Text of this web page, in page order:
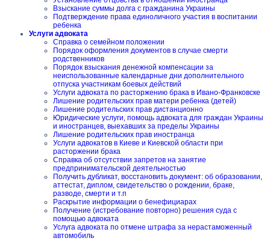
Взыскание суммы долга с гражданина Украины
Подтверждение права единоличного участия в воспитании
ребенка
Услуги адвоката
Справка о семейном положении
Порядок оформления документов в случае смерти
родственников
Порядок взыскания денежной компенсации за
неиспользованные календарные дни дополнительного
отпуска участникам боевых действий
Услуги адвоката по расторжению брака в Ивано-Франковске
Лишение родительских прав матери ребенка (детей)
Лишение родительских прав дистанционно
Юридические услуги, помощь адвоката для граждан Украины
и иностранцев, выехавших за пределы Украины
Лишение родительских прав иностранца
Услуги адвокатов в Киеве и Киевской области при
расторжении брака
Справка об отсутствии запретов на занятие
предпринимательской деятельностью
Получить дубликат, восстановить документ: об образовании,
аттестат, диплом, свидетельство о рождении, браке,
разводе, смерти и т.п
Раскрытие информации о бенефициарах
Получение (истребование повторно) решения суда с
помощью адвоката
Услуга адвоката по отмене штрафа за нерастаможенный
автомобиль